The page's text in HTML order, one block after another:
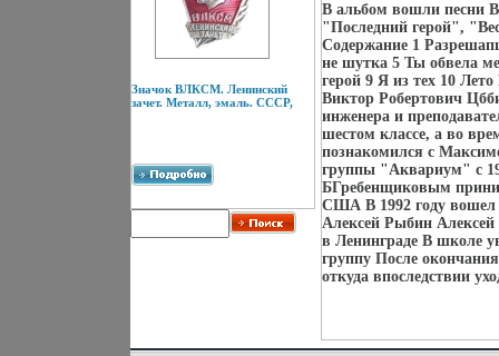
Значок ВЛКСМ. Ленинский
зачет. Металл, эмаль. СССР,
В альбом вошли песни
"Последний герой",
Содержание 1
не шутка 5 Ты обвела
герой 9 Я из тех 10
Виктор Робертович
инженера и
шестом классе, а во
познакомился с
группы "Аквариум" с
БГребенщиковым
США В 1992 году вошел
Алексей Рыбин
в Ленинграде В школе
группу После
откуда впоследствии